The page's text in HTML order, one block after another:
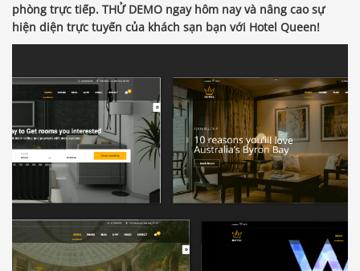
phòng trực tiếp. THỬ DEMO ngay hôm nay và nâng cao sự
hiện diện trực tuyến của khách sạn bạn với Hotel Queen!